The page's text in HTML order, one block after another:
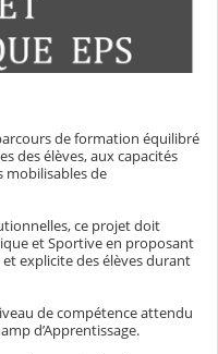
de formation équilibré
des élèves, aux capacités
mobilisables de
ce projet doit
et Sportive en proposant
explicite des élèves durant
de compétence attendu
d’Apprentissage.